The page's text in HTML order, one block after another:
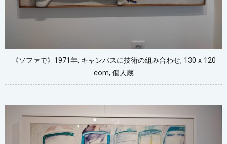
《ソファで》1971年, キャンバスに技術の組み合わせ, 130 x 120
com, 個人蔵